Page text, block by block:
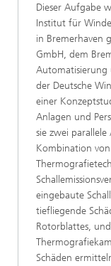
Dieser Aufgabe
Institut für
in Bremerhaven
GmbH, dem
Automatisierung
der Deutsche
einer
Anlagen und
sie zwei
Kombination
eingebaute
tiefliegende
Rotorblattes,
Schäden